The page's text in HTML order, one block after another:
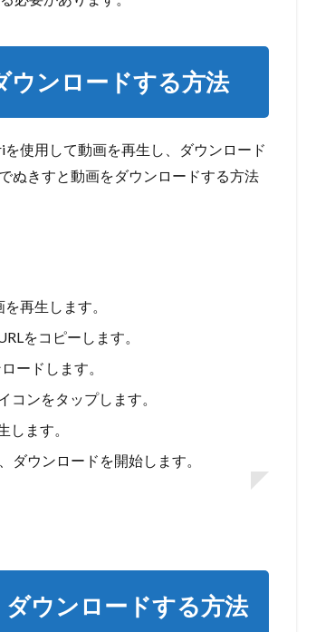
ウンロードする方法
使用して動画を再生し、ダウンロード
ぬきすと動画をダウンロードする方法
再生します。
をコピーします。
ードします。
コンをタップします。
します。
ダウンロードを開始します。
ウンロードする方法